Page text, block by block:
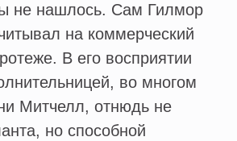
не нашлось. Сам Гилмор
на коммерческий
В его восприятии
во многом
Митчелл, отнюдь не
но способной